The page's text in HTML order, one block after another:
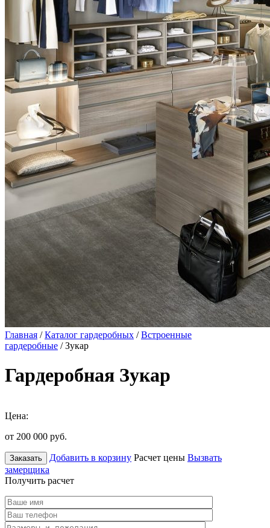
Главная /Каталог гардеробных /Встроенные
гардеробные / Зукар
Гардеробная Зукар
Цена:
от 200 000 руб.
Заказать Добавить в корзину Расчет цены Вызвать
замерщика
Получить расчет